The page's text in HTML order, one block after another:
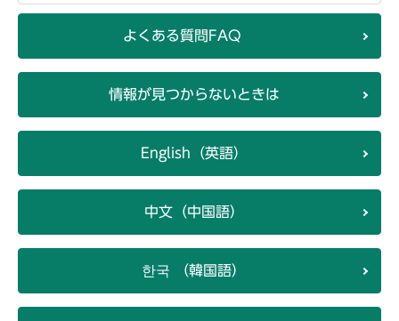
よくある質問FAQ
情報が見つからないときは
English（英語）
中文（中国語）
한국 （韓国語）